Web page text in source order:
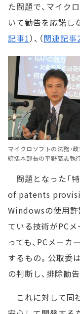
た問題で、マイク
いて勧告を応諾し
記事1）、（関連記事
マイクロソフトの法務・
統括本部長の平野高志執
問題となった「
of patents
Windowsの使用許
ている技術がPC
っても、PCメーカ
するもの。公取委
の判断し、排除勧
これに対して同